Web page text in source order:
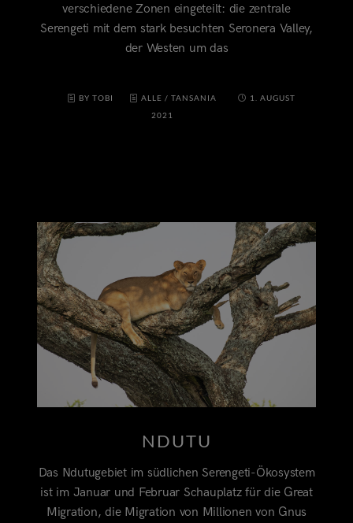
verschiedene Zonen eingeteilt: die zentrale
Serengeti mit dem stark besuchten Seronera Valley,
der Westen um das
BY TOBI ALLE / TANSANIA
1. AUGUST
2021
NDUTU
Das Ndutugebiet im südlichen Serengeti-Ökosystem
ist im Januar und Februar Schauplatz für die Great
Migration, die Migration von Millionen von Gnus